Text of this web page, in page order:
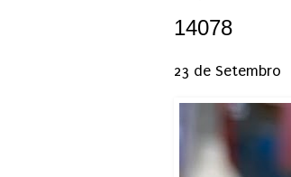
14078
23 de Setembro